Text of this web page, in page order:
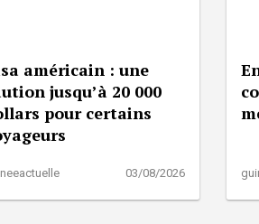
américain : une
jusqu’à 20 000
pour certains
03/08/2026